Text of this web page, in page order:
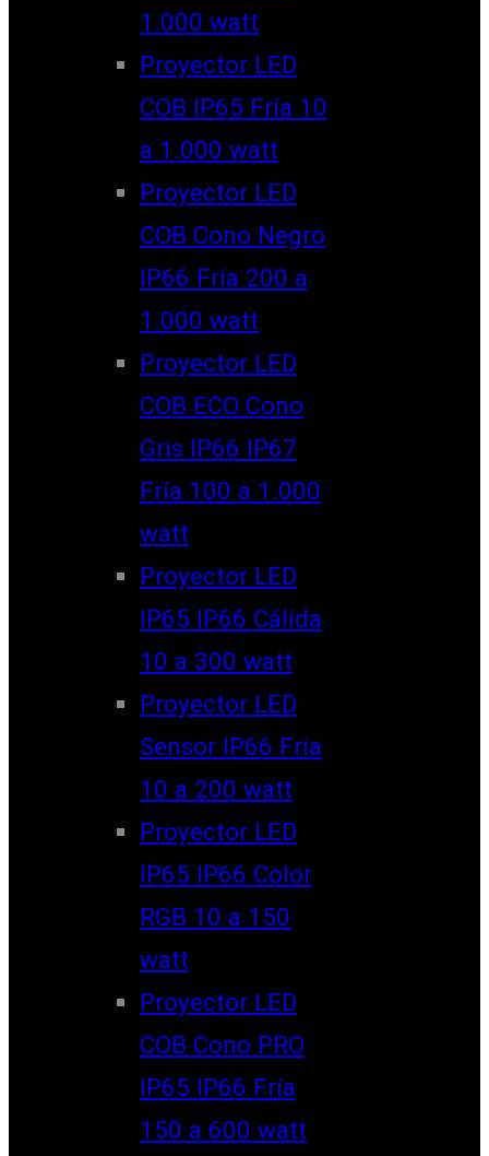
1.000 watt
Proyector LED
COB IP65 Fría 10
a 1.000 watt
Proyector LED
COB Cono Negro
IP66 Fría 200 a
1.000 watt
Proyector LED
COB ECO Cono
Gris IP66 IP67
Fría 100 a 1.000
watt
Proyector LED
IP65 IP66 Cálida
10 a 300 watt
Proyector LED
Sensor IP66 Fría
10 a 200 watt
Proyector LED
IP65 IP66 Color
RGB 10 a 150
watt
Proyector LED
COB Cono PRO
IP65 IP66 Fría
150 a 600 watt